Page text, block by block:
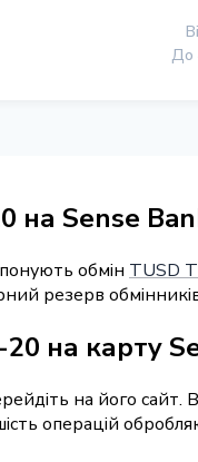
До
на Sense
обмін TUSD
резерв
на карту
на його
операцій